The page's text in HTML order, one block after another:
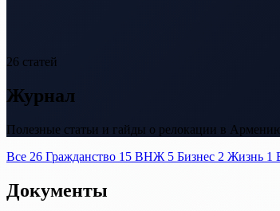
26 статей
Журнал
Полезные статьи и гайды о релокации в
Все 26 Гражданство 15 ВНЖ 5 Бизнес 2 Жизнь 1
Документы